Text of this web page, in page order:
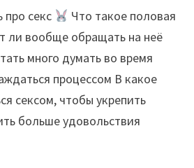
секс
Что такое половая
ли вообще обращать на неё
много думать во время
процессом В какое
сексом, чтобы укрепить
больше удовольствия